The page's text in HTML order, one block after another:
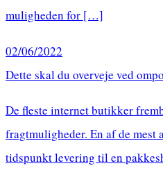
muligheden for […]
02/06/2022
Dette skal du overveje ved
De fleste internet butikker
fragtmuligheder. En af de
tidspunkt levering til en